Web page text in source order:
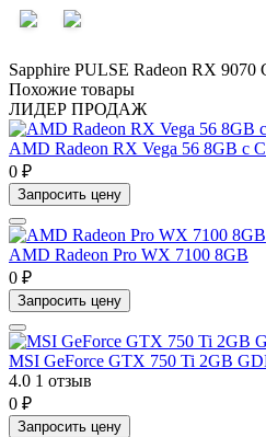
Sapphire PULSE Radeon RX 9070
Похожие товары
ЛИДЕР ПРОДАЖ
AMD Radeon RX Vega 56 8GB с
0 ₽
Запросить цену
AMD Radeon Pro WX 7100 8GB
0 ₽
Запросить цену
MSI GeForce GTX 750 Ti 2GB
4.0 1 отзыв
0 ₽
Запросить цену